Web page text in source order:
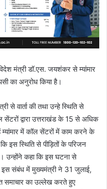
मंत्री डॉ.एस. जयशंकर से म्यांमार
का अनुरोध किया है।
से वार्ता की तथा उन्हे स्थिति से
सेंटरों द्वारा उत्तराखंड के 15 से अधिक
में कॉल सेंटरों में काम करने के
इस स्थिति से पीड़ितों के परिजन
उन्होंने कहा कि इस घटना से
इस संबंध में मुख्यमंत्री ने 31 जुलाई,
समाचार का उल्लेख करते हुए